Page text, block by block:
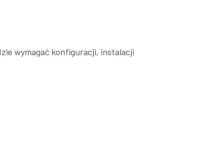
wymagać konfiguracji, instalacji